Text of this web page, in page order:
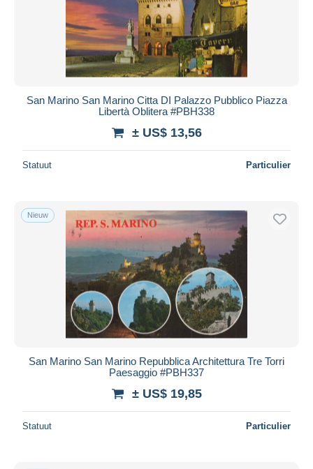
San Marino San Marino Citta DI Palazzo Pubblico Piazza
Libertà Oblitera #PBH338
± US$ 13,56
Statuut Particulier
Nieuw
San Marino San Marino Repubblica Architettura Tre Torri
Paesaggio #PBH337
± US$ 19,85
Statuut Particulier